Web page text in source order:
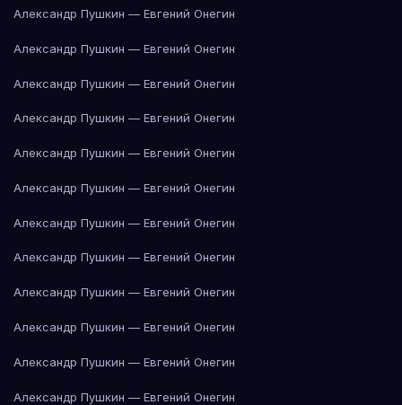
Александр Пушкин — Евгений Онегин
Александр Пушкин — Евгений Онегин
Александр Пушкин — Евгений Онегин
Александр Пушкин — Евгений Онегин
Александр Пушкин — Евгений Онегин
Александр Пушкин — Евгений Онегин
Александр Пушкин — Евгений Онегин
Александр Пушкин — Евгений Онегин
Александр Пушкин — Евгений Онегин
Александр Пушкин — Евгений Онегин
Александр Пушкин — Евгений Онегин
Александр Пушкин — Евгений Онегин